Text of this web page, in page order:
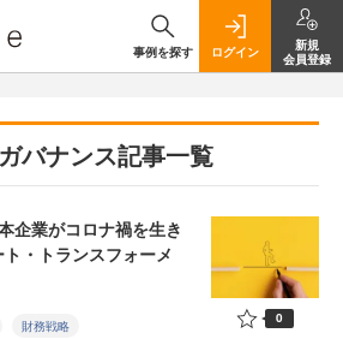
事例を探す ログイン
新規
会員登録
バナンス記事一覧
企業がコロナ禍を生き
・トランスフォーメ
財務戦略 0